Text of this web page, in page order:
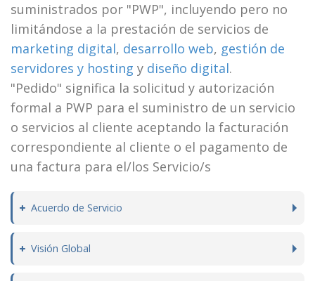
suministrados por "PWP", incluyendo pero no
limitándose a la prestación de servicios de
marketing digital, desarrollo web, gestión de
servidores y hosting y diseño digital.
"Pedido" significa la solicitud y autorización
formal a PWP para el suministro de un servicio
o servicios al cliente aceptando la facturación
correspondiente al cliente o el pagamento de
una factura para el/los Servicio/s
Acuerdo de Servicio
Visión Global